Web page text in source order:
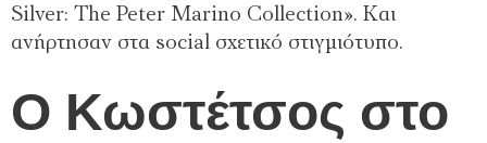
Silver: The Peter Marino Collection». Και
ανήρτησαν στα social σχετικό στιγμιότυπο.
Ο Κωστέτσος στο